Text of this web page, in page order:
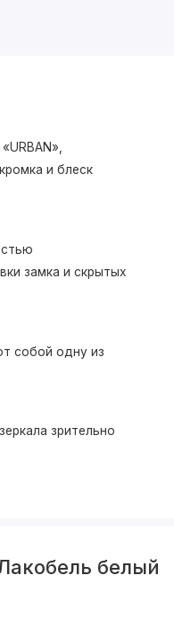
и блеск
замка и скрытых
собой одну из
зрительно
белый